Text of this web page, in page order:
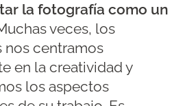
la fotografía como un
veces, los
centramos
en la creatividad y
los aspectos